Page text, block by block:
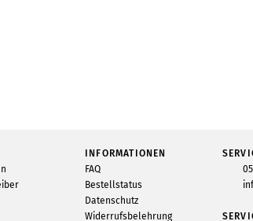
INFORMATIONEN
FAQ
Bestellstatus
Datenschutz
Widerrufsbelehrung